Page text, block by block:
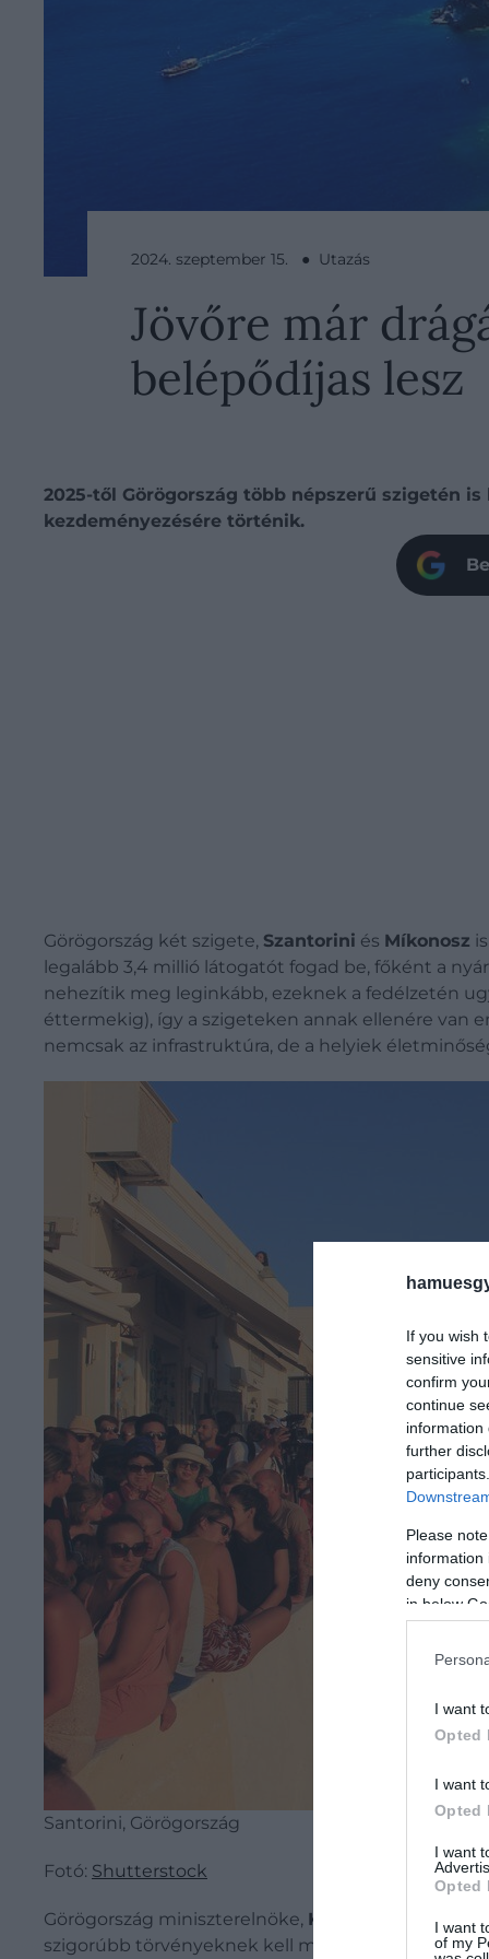
If you wish
sensitive
confirm
continue
information
further
Please
information
deny
in below
I want
Opted
I want
Opted
I want
Opted
I want
of my
2024. szeptember 15. ● Utazás
Jövőre már
belépődíjas lesz
2025-től Görögország több népszerű szigetén
kezdeményezésére történik.
Görögország két szigete, Szantorini és Míkonosz
legalább 3,4 millió látogatót fogad be, főként a
nehezítik meg leginkább, ezeknek a fedélzetén
éttermekig), így a szigeteken annak ellenére van
nemcsak az infrastruktúra, de a helyiek
Santorini, Görögország
Fotó: Shutterstock
Görögország miniszterelnöke, Kiriákosz Micotákisz
szigorúbb törvényeknek kell megfelelniük a